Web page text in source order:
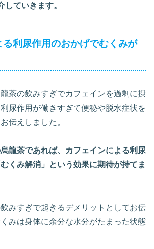
していきます。
る利尿作用のおかげでむくみが
茶の飲みすぎでカフェインを過剰に摂
尿作用が働きすぎて便秘や脱水症状を
伝えしました。
龍茶であれば、カフェインによる利尿
くみ解消」という効果に期待が持てま
みすぎで起きるデメリットとしてお伝
みは身体に余分な水分がたまった状態